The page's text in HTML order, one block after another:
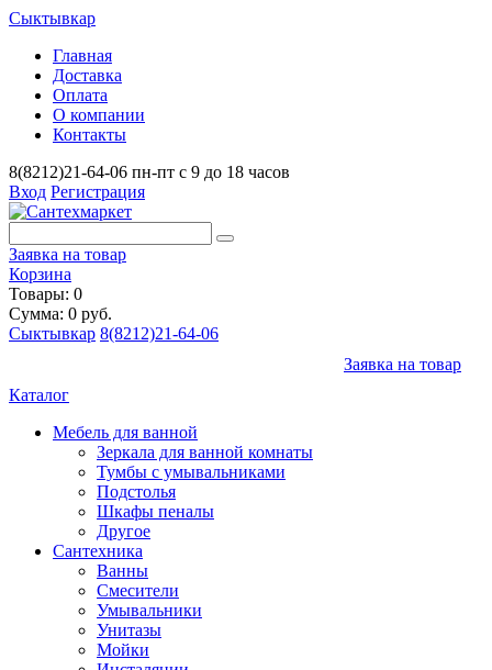
Сыктывкар
Главная
Доставка
Оплата
О компании
Контакты
8(8212)21-64-06 пн-пт с 9 до 18 часов
Вход Регистрация
Заявка на товар
Корзина
Товары: 0
Сумма: 0 руб.
Сыктывкар 8(8212)21-64-06
Заявка на товар
Каталог
Мебель для ванной
Зеркала для ванной комнаты
Тумбы с умывальниками
Подстолья
Шкафы пеналы
Другое
Сантехника
Ванны
Смесители
Умывальники
Унитазы
Мойки